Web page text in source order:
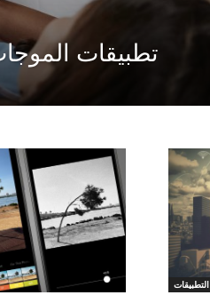
تطبيقات
التطبيقات